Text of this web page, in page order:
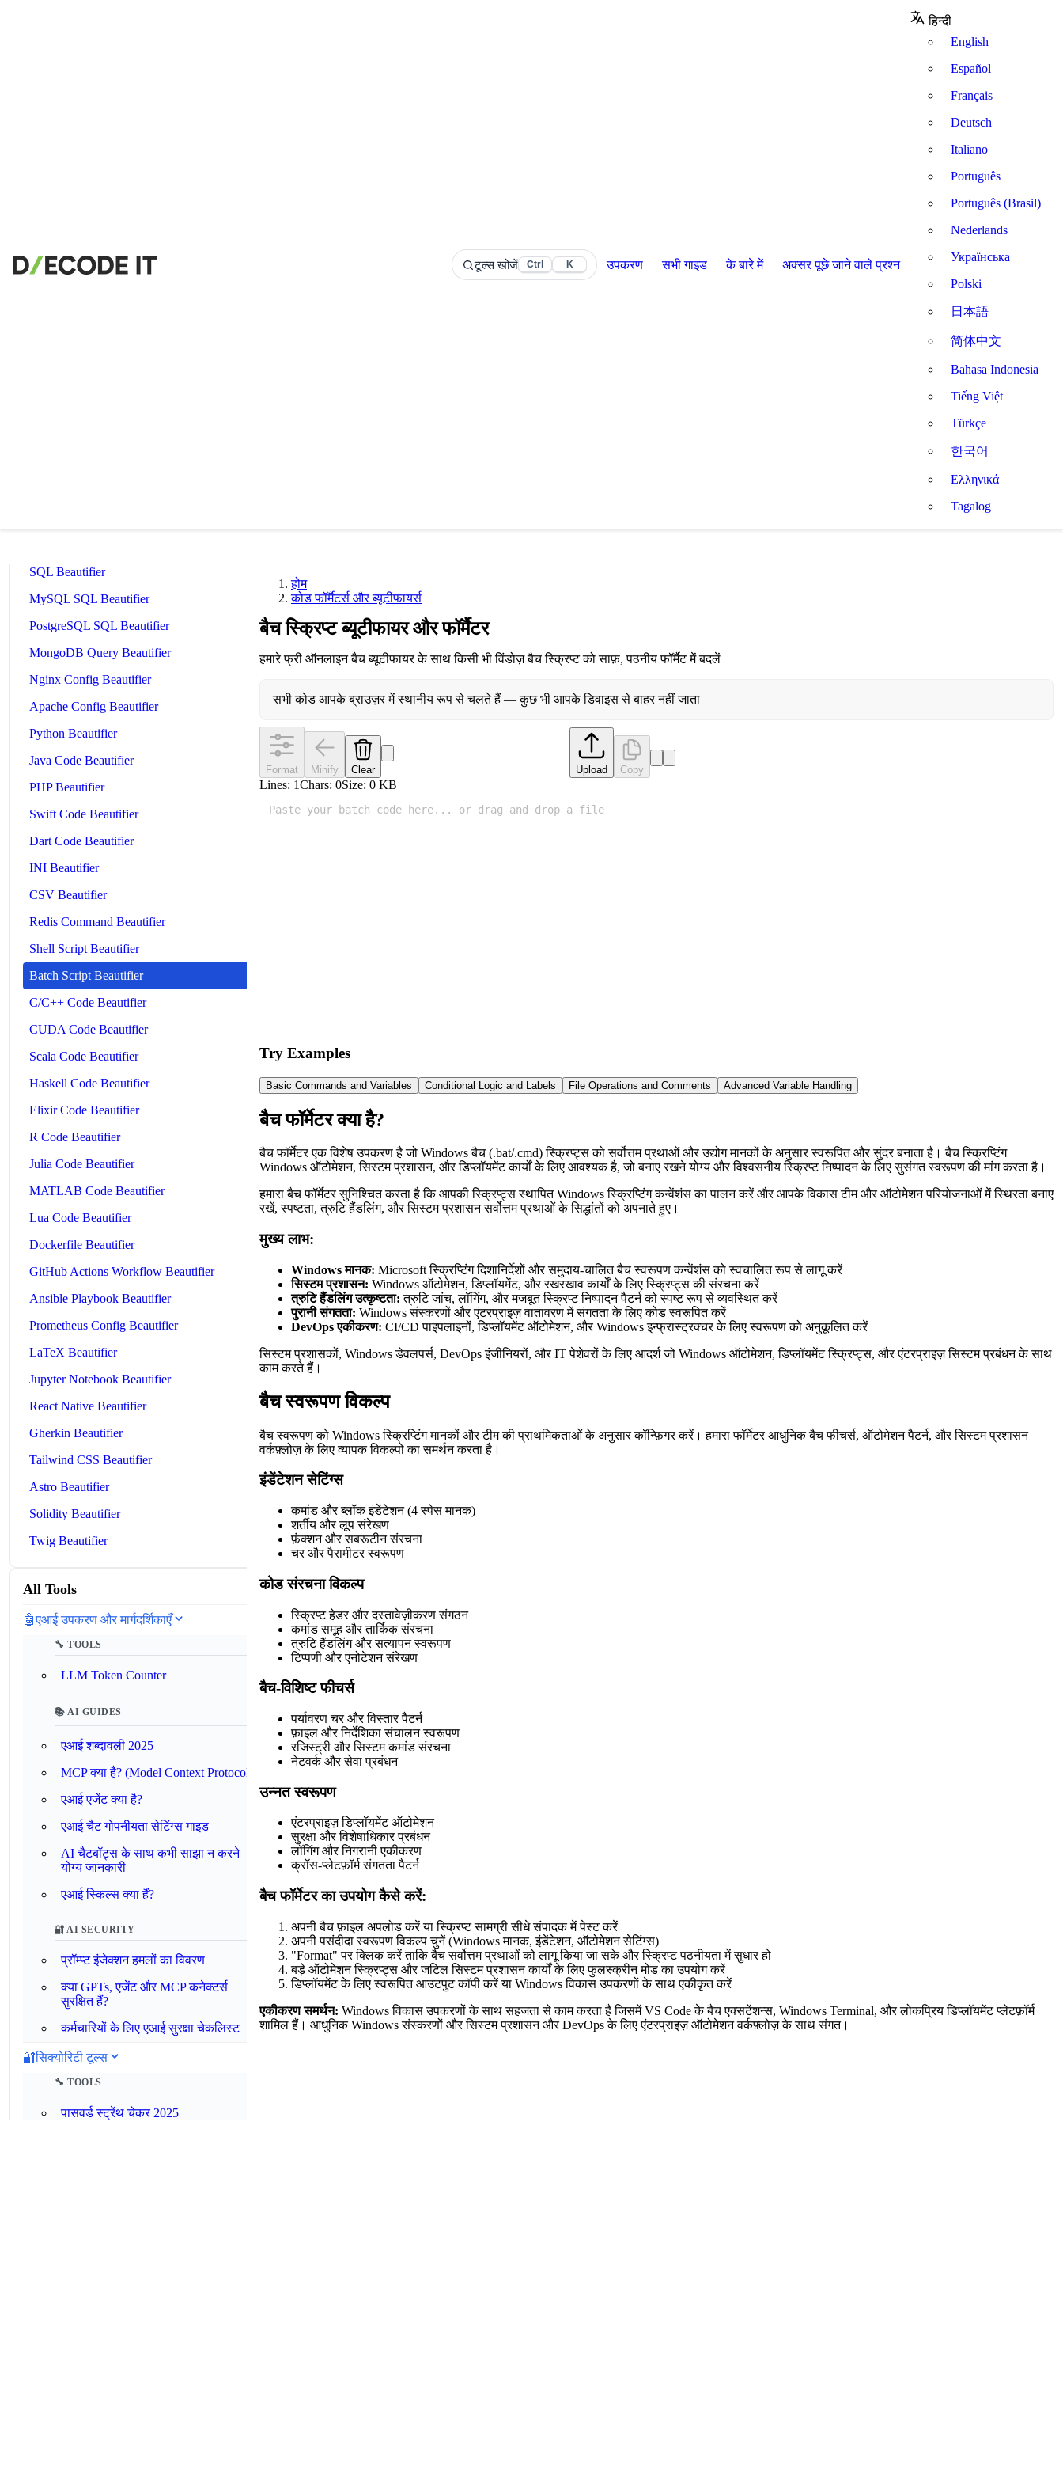
टूल्स खोजें Ctrl K उपकरण सभी गाइड के बारे में अक्सर पूछे जाने वाले प्रश्न
हिन्दी
English
Español
Français
Deutsch
Italiano
Português
Português (Brasil)
Nederlands
Українська
Polski
日本語
简体中文
Bahasa Indonesia
Tiếng Việt
Türkçe
한국어
Ελληνικά
Tagalog
🔧 TOOLS
SQL Beautifier
MySQL SQL Beautifier
PostgreSQL SQL Beautifier
MongoDB Query Beautifier
Nginx Config Beautifier
Apache Config Beautifier
Python Beautifier
Java Code Beautifier
PHP Beautifier
Swift Code Beautifier
Dart Code Beautifier
INI Beautifier
CSV Beautifier
Redis Command Beautifier
Shell Script Beautifier
Batch Script Beautifier
C/C++ Code Beautifier
CUDA Code Beautifier
Scala Code Beautifier
Haskell Code Beautifier
Elixir Code Beautifier
R Code Beautifier
Julia Code Beautifier
MATLAB Code Beautifier
Lua Code Beautifier
Dockerfile Beautifier
GitHub Actions Workflow Beautifier
Ansible Playbook Beautifier
Prometheus Config Beautifier
LaTeX Beautifier
Jupyter Notebook Beautifier
React Native Beautifier
Gherkin Beautifier
Tailwind CSS Beautifier
Astro Beautifier
Solidity Beautifier
Twig Beautifier
All Tools
🤖एआई उपकरण और मार्गदर्शिकाएँ
🔧 TOOLS
LLM Token Counter
📚 AI GUIDES
एआई शब्दावली 2025
MCP क्या है? (Model Context Protocol)
एआई एजेंट क्या है?
एआई चैट गोपनीयता सेटिंग्स गाइड
AI चैटबॉट्स के साथ कभी साझा न करने
योग्य जानकारी
एआई स्किल्स क्या हैं?
🔐 AI SECURITY
प्रॉम्प्ट इंजेक्शन हमलों का विवरण
क्या GPTs, एजेंट और MCP कनेक्टर्स
सुरक्षित हैं?
कर्मचारियों के लिए एआई सुरक्षा चेकलिस्ट
🔐सिक्योरिटी टूल्स
🔧 TOOLS
पासवर्ड स्ट्रेंथ चेकर 2025
होम
कोड फॉर्मैटर्स और ब्यूटीफायर्स
बैच स्क्रिप्ट ब्यूटीफायर और फॉर्मैटर
हमारे फ्री ऑनलाइन बैच ब्यूटीफायर के साथ किसी भी विंडोज़ बैच स्क्रिप्ट को साफ़, पठनीय फॉर्मैट में बदलें
सभी कोड आपके ब्राउज़र में स्थानीय रूप से चलते हैं — कुछ भी आपके डिवाइस से बाहर नहीं जाता
Format Minify Clear Upload Copy
Lines: 1Chars: 0Size: 0 KB
Try Examples
Basic Commands and Variables Conditional Logic and Labels File Operations and Comments Advanced Variable Handling
बैच फॉर्मेटर क्या है?
बैच फॉर्मेटर एक विशेष उपकरण है जो Windows बैच (.bat/.cmd) स्क्रिप्ट्स को सर्वोत्तम प्रथाओं और उद्योग मानकों के अनुसार स्वरूपित और सुंदर बनाता है। बैच स्क्रिप्टिंग
Windows ऑटोमेशन, सिस्टम प्रशासन, और डिप्लॉयमेंट कार्यों के लिए आवश्यक है, जो बनाए रखने योग्य और विश्वसनीय स्क्रिप्ट निष्पादन के लिए सुसंगत स्वरूपण की मांग करता है।
हमारा बैच फॉर्मेटर सुनिश्चित करता है कि आपकी स्क्रिप्ट्स स्थापित Windows स्क्रिप्टिंग कन्वेंशंस का पालन करें और आपके विकास टीम और ऑटोमेशन परियोजनाओं में स्थिरता बनाए
रखें, स्पष्टता, त्रुटि हैंडलिंग, और सिस्टम प्रशासन सर्वोत्तम प्रथाओं के सिद्धांतों को अपनाते हुए।
मुख्य लाभ:
Windows मानक: Microsoft स्क्रिप्टिंग दिशानिर्देशों और समुदाय-चालित बैच स्वरूपण कन्वेंशंस को स्वचालित रूप से लागू करें
सिस्टम प्रशासन: Windows ऑटोमेशन, डिप्लॉयमेंट, और रखरखाव कार्यों के लिए स्क्रिप्ट्स की संरचना करें
त्रुटि हैंडलिंग उत्कृष्टता: त्रुटि जांच, लॉगिंग, और मजबूत स्क्रिप्ट निष्पादन पैटर्न को स्पष्ट रूप से व्यवस्थित करें
पुरानी संगतता: Windows संस्करणों और एंटरप्राइज़ वातावरण में संगतता के लिए कोड स्वरूपित करें
DevOps एकीकरण: CI/CD पाइपलाइनों, डिप्लॉयमेंट ऑटोमेशन, और Windows इन्फ्रास्ट्रक्चर के लिए स्वरूपण को अनुकूलित करें
सिस्टम प्रशासकों, Windows डेवलपर्स, DevOps इंजीनियरों, और IT पेशेवरों के लिए आदर्श जो Windows ऑटोमेशन, डिप्लॉयमेंट स्क्रिप्ट्स, और एंटरप्राइज़ सिस्टम प्रबंधन के साथ
काम करते हैं।
बैच स्वरूपण विकल्प
बैच स्वरूपण को Windows स्क्रिप्टिंग मानकों और टीम की प्राथमिकताओं के अनुसार कॉन्फ़िगर करें। हमारा फॉर्मेटर आधुनिक बैच फीचर्स, ऑटोमेशन पैटर्न, और सिस्टम प्रशासन
वर्कफ़्लोज़ के लिए व्यापक विकल्पों का समर्थन करता है।
इंडेंटेशन सेटिंग्स
कमांड और ब्लॉक इंडेंटेशन (4 स्पेस मानक)
शर्तीय और लूप संरेखण
फ़ंक्शन और सबरूटीन संरचना
चर और पैरामीटर स्वरूपण
कोड संरचना विकल्प
स्क्रिप्ट हेडर और दस्तावेज़ीकरण संगठन
कमांड समूह और तार्किक संरचना
त्रुटि हैंडलिंग और सत्यापन स्वरूपण
टिप्पणी और एनोटेशन संरेखण
बैच-विशिष्ट फीचर्स
पर्यावरण चर और विस्तार पैटर्न
फ़ाइल और निर्देशिका संचालन स्वरूपण
रजिस्ट्री और सिस्टम कमांड संरचना
नेटवर्क और सेवा प्रबंधन
उन्नत स्वरूपण
एंटरप्राइज़ डिप्लॉयमेंट ऑटोमेशन
सुरक्षा और विशेषाधिकार प्रबंधन
लॉगिंग और निगरानी एकीकरण
क्रॉस-प्लेटफ़ॉर्म संगतता पैटर्न
बैच फॉर्मेटर का उपयोग कैसे करें:
अपनी बैच फ़ाइल अपलोड करें या स्क्रिप्ट सामग्री सीधे संपादक में पेस्ट करें
अपनी पसंदीदा स्वरूपण विकल्प चुनें (Windows मानक, इंडेंटेशन, ऑटोमेशन सेटिंग्स)
"Format" पर क्लिक करें ताकि बैच सर्वोत्तम प्रथाओं को लागू किया जा सके और स्क्रिप्ट पठनीयता में सुधार हो
बड़े ऑटोमेशन स्क्रिप्ट्स और जटिल सिस्टम प्रशासन कार्यों के लिए फुलस्क्रीन मोड का उपयोग करें
डिप्लॉयमेंट के लिए स्वरूपित आउटपुट कॉपी करें या Windows विकास उपकरणों के साथ एकीकृत करें
एकीकरण समर्थन: Windows विकास उपकरणों के साथ सहजता से काम करता है जिसमें VS Code के बैच एक्सटेंशन्स, Windows Terminal, और लोकप्रिय डिप्लॉयमेंट प्लेटफ़ॉर्म
शामिल हैं। आधुनिक Windows संस्करणों और सिस्टम प्रशासन और DevOps के लिए एंटरप्राइज़ ऑटोमेशन वर्कफ़्लोज़ के साथ संगत।